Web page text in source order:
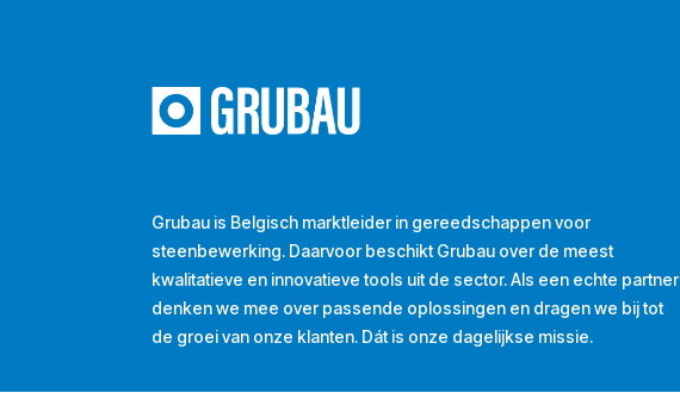
Grubau is Belgisch marktleider in gereedschappen voor
steenbewerking. Daarvoor beschikt Grubau over de meest
kwalitatieve en innovatieve tools uit de sector. Als een echte partner
denken we mee over passende oplossingen en dragen we bij tot
de groei van onze klanten. Dát is onze dagelijkse missie.